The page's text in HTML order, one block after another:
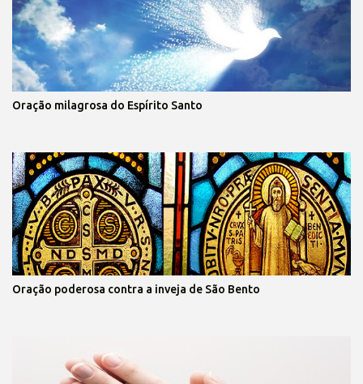
Oração milagrosa do Espírito Santo
Oração poderosa contra a inveja de São Bento